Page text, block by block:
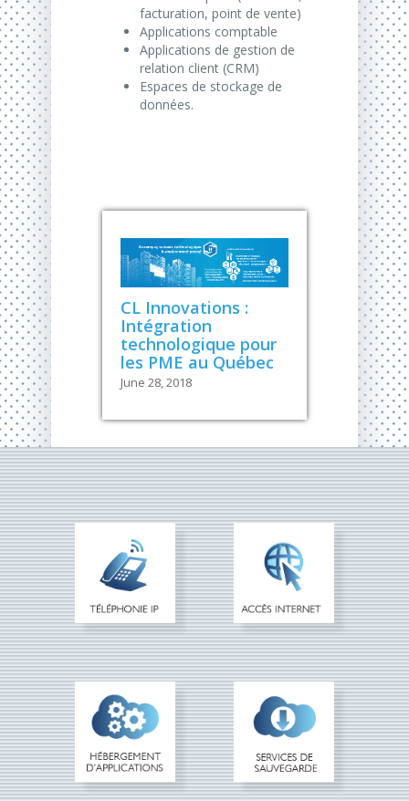
facturation, point de vente)
Applications comptable
Applications de gestion de
relation client (CRM)
Espaces de stockage de
données.
CL Innovations :
Intégration
technologique pour
les PME au Québec
June 28, 2018